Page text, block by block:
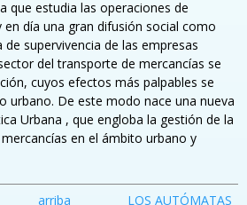
que estudia las operaciones de
día una gran difusión social como
supervivencia de las empresas
del transporte de mercancías se
cuyos efectos más palpables se
urbano. De este modo nace una nueva
Urbana , que engloba la gestión de la
en el ámbito urbano y
arriba
LOS AUTÓMATAS